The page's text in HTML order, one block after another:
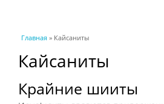
Вы здесь
Главная » Кайсаниты
Кайсаниты
Крайние шииты